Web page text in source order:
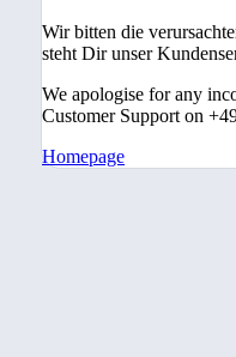
Wir bitten die
steht Dir unser
We apologise for any
Customer Support on
Homepage